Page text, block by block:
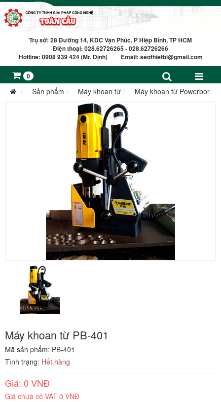
Trụ sở: 28 Đường 14, KDC Vạn Phúc, P Hiệp Bình, TP HCM
Điện thoại: 028.62726265 - 028.62726266
Hotline: 0908 939 424 (Mr. Định) Email: seothietbi@gmail.com
0
Sản phẩm Máy khoan từ Máy khoan từ Powerbor
Máy khoan từ PB-401
Mã sản phẩm: PB-401
Tình trạng: Hết hàng
Giá: 0 VNĐ
Giá chưa có VAT 0 VNĐ